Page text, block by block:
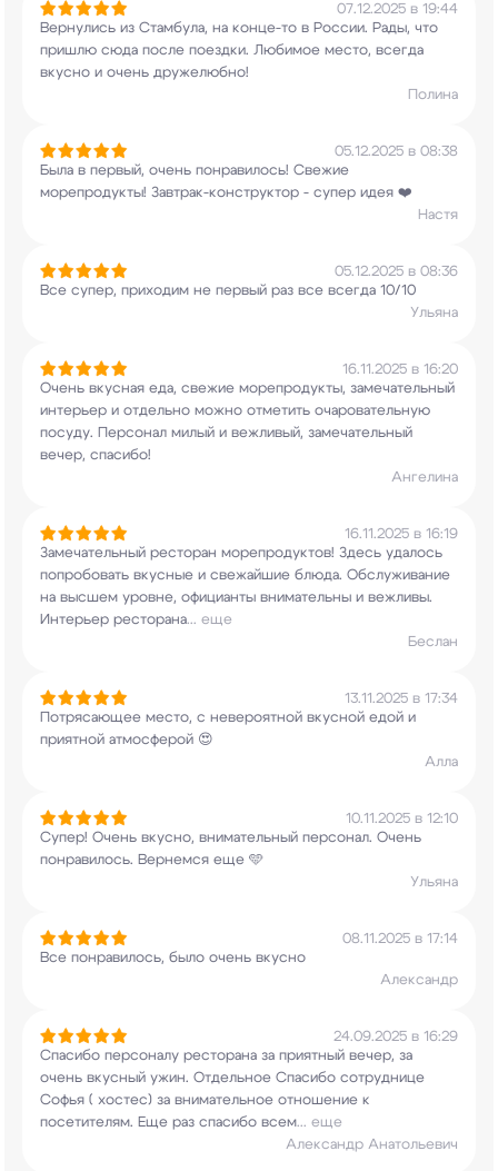
07.12.2025 в 19:44
Вернулись из Стамбула, на конце-то в России. Рады, что
пришлю сюда после поездки. Любимое место, всегда
вкусно и очень дружелюбно!
Полина
05.12.2025 в 08:38
Была в первый, очень понравилось! Свежие
морепродукты! Завтрак-конструктор - супер идея ❤️
Настя
05.12.2025 в 08:36
Все супер, приходим не первый раз все всегда 10/10
Ульяна
16.11.2025 в 16:20
Очень вкусная еда, свежие морепродукты, замечательный
интерьер и отдельно можно отметить очаровательную
посуду. Персонал милый и вежливый, замечательный
вечер, спасибо!
Ангелина
16.11.2025 в 16:19
Замечательный ресторан морепродуктов! Здесь удалось
попробовать вкусные и свежайшие блюда. Обслуживание
на высшем уровне, официанты внимательны и вежливы.
Интерьер ресторана... еще
Беслан
13.11.2025 в 17:34
Потрясающее место, с невероятной вкусной едой и
приятной атмосферой 😍
Алла
10.11.2025 в 12:10
Супер! Очень вкусно, внимательный персонал. Очень
понравилось. Вернемся еще 🩵
Ульяна
08.11.2025 в 17:14
Все понравилось, было очень вкусно
Александр
24.09.2025 в 16:29
Спасибо персоналу ресторана за приятный вечер, за
очень вкусный ужин. Отдельное Спасибо сотруднице
Софья ( хостес) за внимательное отношение к
посетителям. Еще раз спасибо всем... еще
Александр Анатольевич